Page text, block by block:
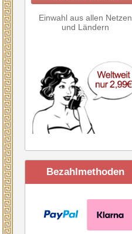
Einwahl aus allen Netzen
und Ländern
Bezahlmethoden